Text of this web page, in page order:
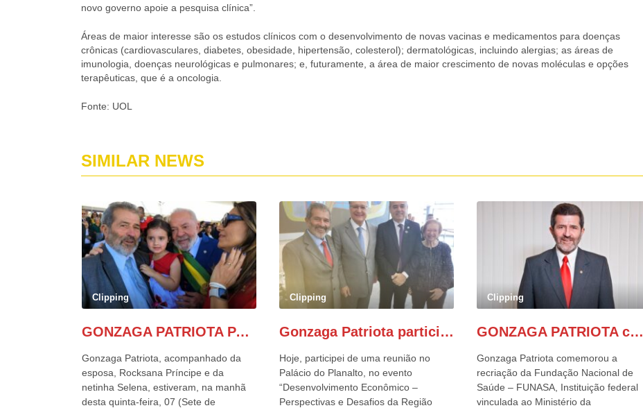
novo governo apoie a pesquisa clínica”.
Áreas de maior interesse são os estudos clínicos com o desenvolvimento de novas vacinas e medicamentos para doenças
crônicas (cardiovasculares, diabetes, obesidade, hipertensão, colesterol); dermatológicas, incluindo alergias; as áreas de
imunologia, doenças neurológicas e pulmonares; e, futuramente, a área de maior crescimento de novas moléculas e opções
terapêuticas, que é a oncologia.
Fonte: UOL
SIMILAR NEWS
Clipping
GONZAGA PATRIOTA PARTICIPA DO DESFILE DA INDEPENDÊNCIA NO PALANQUE DA PRESIDÊNCIA DA REPÚBLICA E É ABRAÇADO POR LULA E POR GERALDO ALCKMIN.
Gonzaga Patriota, acompanhado da
esposa, Rocksana Príncipe e da
netinha Selena, estiveram, na manhã
desta quinta-feira, 07 (Sete de
Clipping
Gonzaga Patriota participa de evento em prol do desenvolvimento do Nordeste
Hoje, participei de uma reunião no
Palácio do Planalto, no evento
“Desenvolvimento Econômico –
Perspectivas e Desafios da Região
Clipping
GONZAGA PATRIOTA comemora o retorno da FUNASA
Gonzaga Patriota comemorou a
recriação da Fundação Nacional de
Saúde – FUNASA, Instituição federal
vinculada ao Ministério da